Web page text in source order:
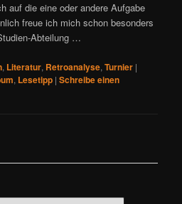
auf die eine oder andere Aufgabe
freue ich mich schon besonders
Abteilung …
, Literatur, Retroanalyse,Turnier |
, Lesetipp |Schreibe einen